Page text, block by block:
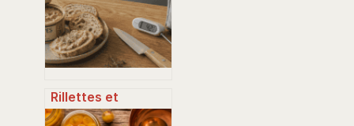
Rillettes et
grossesse :